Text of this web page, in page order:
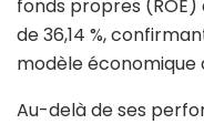
fonds propres
de 36,14 %,
modèle économique
Au-delà de ses